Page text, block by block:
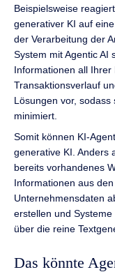
Beispielsweise
generativer KI auf
der Verarbeitung der
System mit Agentic AI
Informationen all
Transaktionsverlauf
Lösungen vor, sodass
minimiert.
Somit können KI-
generative KI. Anders
bereits vorhandenes
Informationen aus
Unternehmensdaten
erstellen und
über die reine
Das könnte